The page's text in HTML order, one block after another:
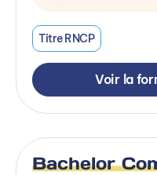
Titre RNCP
Voir la
Bachelor